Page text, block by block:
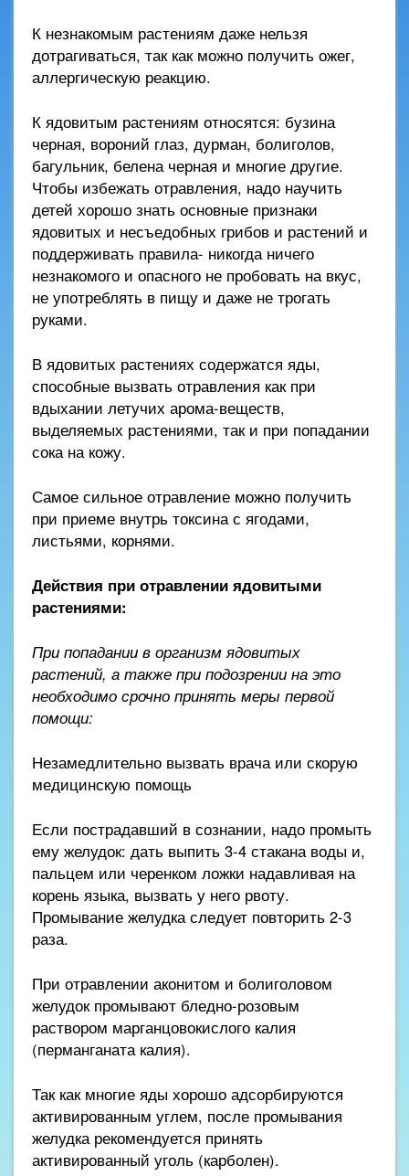
К незнакомым растениям даже нельзя
дотрагиваться, так как можно получить ожег,
аллергическую реакцию.
К ядовитым растениям относятся: бузина
черная, вороний глаз, дурман, болиголов,
багульник, белена черная и многие другие.
Чтобы избежать отравления, надо научить
детей хорошо знать основные признаки
ядовитых и несъедобных грибов и растений и
поддерживать правила- никогда ничего
незнакомого и опасного не пробовать на вкус,
не употреблять в пищу и даже не трогать
руками.
В ядовитых растениях содержатся яды,
способные вызвать отравления как при
вдыхании летучих арома-веществ,
выделяемых растениями, так и при попадании
сока на кожу.
Самое сильное отравление можно получить
при приеме внутрь токсина с ягодами,
листьями, корнями.
Действия при отравлении ядовитыми
растениями:
При попадании в организм ядовитых
растений, а также при подозрении на это
необходимо срочно принять меры первой
помощи:
Незамедлительно вызвать врача или скорую
медицинскую помощь
Если пострадавший в сознании, надо промыть
ему желудок: дать выпить 3-4 стакана воды и,
пальцем или черенком ложки надавливая на
корень языка, вызвать у него рвоту.
Промывание желудка следует повторить 2-3
раза.
При отравлении аконитом и болиголовом
желудок промывают бледно-розовым
раствором марганцовокислого калия
(перманганата калия).
Так как многие яды хорошо адсорбируются
активированным углем, после промывания
желудка рекомендуется принять
активированный уголь (карболен).